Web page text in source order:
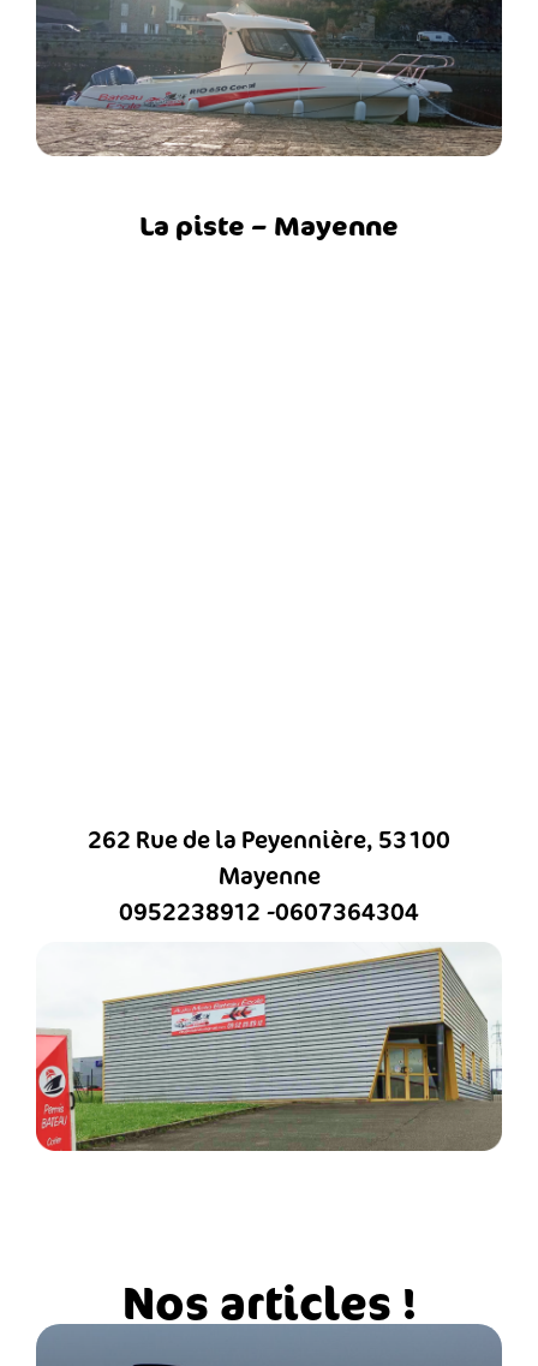
La piste – Mayenne
262 Rue de la Peyennière, 53100
Mayenne
0952238912 0607364304
Nos articles !